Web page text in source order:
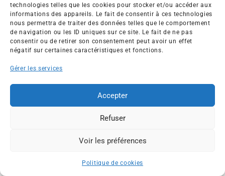
technologies telles que les cookies pour stocker et/ou accéder aux
informations des appareils. Le fait de consentir à ces technologies
nous permettra de traiter des données telles que le comportement
de navigation ou les ID uniques sur ce site. Le fait de ne pas
consentir ou de retirer son consentement peut avoir un effet
négatif sur certaines caractéristiques et fonctions.
Gérer les services
Accepter
Refuser
Voir les préférences
Politique de cookies
Créée en 1992, l’association française des Entreprises pour
l’Environnement (EPE) rassemble une soixantaine de grandes
entreprises françaises et internationales de tous les secteurs
de l’économie, afin de collaborer à leur transformation face
aux enjeux d’une transition écologique intégrée.
L’association EPE
Actus
Contacts
Mentions légales RGPDPlan du site
ESPACE MEMBRES